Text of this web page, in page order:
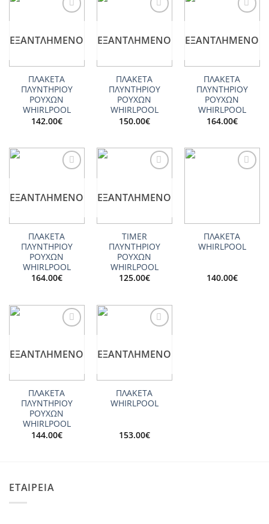
ΕΞΑΝΤΛΗΜΈΝΟ
ΠΛΑΚΕΤΑ
ΠΛΥΝΤΗΡΙΟΥ
ΡΟΥΧΩΝ
WHIRLPOOL
142.00€
ΕΞΑΝΤΛΗΜΈΝΟ
ΠΛΑΚΕΤΑ
ΠΛΥΝΤΗΡΙΟΥ
ΡΟΥΧΩΝ
WHIRLPOOL
150.00€
ΕΞΑΝΤΛΗΜΈΝΟ
ΠΛΑΚΕΤΑ
ΠΛΥΝΤΗΡΙΟΥ
ΡΟΥΧΩΝ
WHIRLPOOL
164.00€
ΕΞΑΝΤΛΗΜΈΝΟ
ΠΛΑΚΕΤΑ
ΠΛΥΝΤΗΡΙΟΥ
ΡΟΥΧΩΝ
WHIRLPOOL
164.00€
ΕΞΑΝΤΛΗΜΈΝΟ
TIMER
ΠΛΥΝΤΗΡΙΟΥ
ΡΟΥΧΩΝ
WHIRLPOOL
125.00€
ΠΛΑΚΕΤΑ
WHIRLPOOL
140.00€
ΕΞΑΝΤΛΗΜΈΝΟ
ΠΛΑΚΕΤΑ
ΠΛΥΝΤΗΡΙΟΥ
ΡΟΥΧΩΝ
WHIRLPOOL
144.00€
ΕΞΑΝΤΛΗΜΈΝΟ
ΠΛΑΚΕΤΑ
WHIRLPOOL
153.00€
ΕΤΑΙΡΕΙΑ